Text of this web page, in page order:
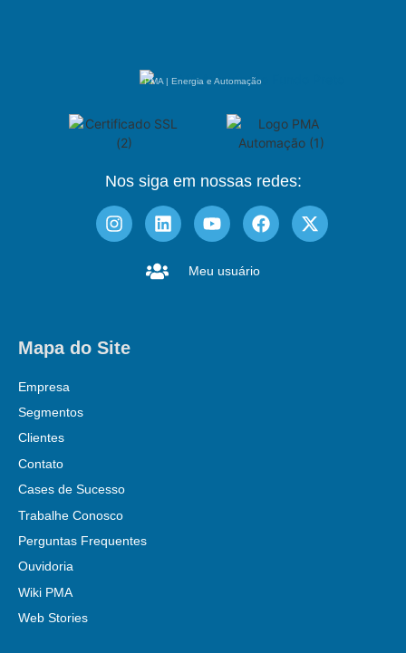
PMA | Energia e Automação
Nos siga em nossas redes:
Meu usuário
Mapa do Site
Empresa
Segmentos
Clientes
Contato
Cases de Sucesso
Trabalhe Conosco
Perguntas Frequentes
Ouvidoria
Wiki PMA
Web Stories